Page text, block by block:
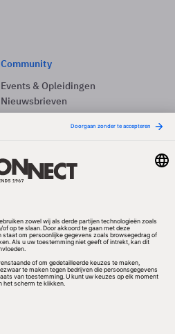
Community
Events & Opleidingen
Nieuwsbrieven
Vacatures